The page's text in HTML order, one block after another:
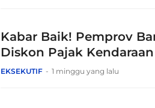
Kabar Baik! Pemprov
Diskon Pajak
Agustus
EKSEKUTIF 1 minggu yang lalu